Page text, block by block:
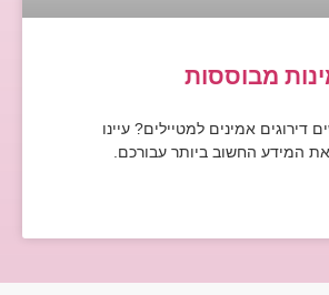
מבוססות
אמינים למטיילים? עיינו
המידע החשוב ביותר עבורכם.